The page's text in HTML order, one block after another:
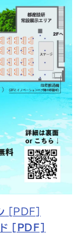
[PDF]
ド [PDF]